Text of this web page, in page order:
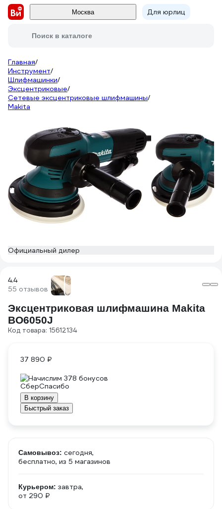
Москва Для юрлиц
Поиск в каталоге
Главная/
Инструмент/
Шлифмашинки/
Эксцентриковые/
Сетевые эксцентриковые шлифмашины/
Makita
Официальный дилер
4.4
55 отзывов
Эксцентриковая шлифмашина Makita
BO6050J
Код товара: 15612134
37 890 ₽
Начислим 378 бонусов
В корзину
Быстрый заказ
Самовывоз: сегодня,
бесплатно, из 5 магазинов
Курьером: завтра,
от 290 ₽